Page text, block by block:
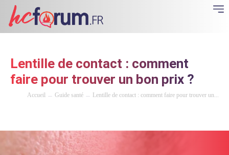
Lentille de contact : comment
faire pour trouver un bon prix ?
Accueil Guide santé Lentille de contact : comment faire pour trouver un...